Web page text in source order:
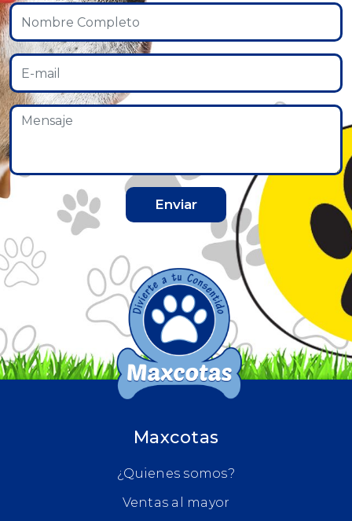
Enviar
Maxcotas
¿Quienes somos?
Ventas al mayor